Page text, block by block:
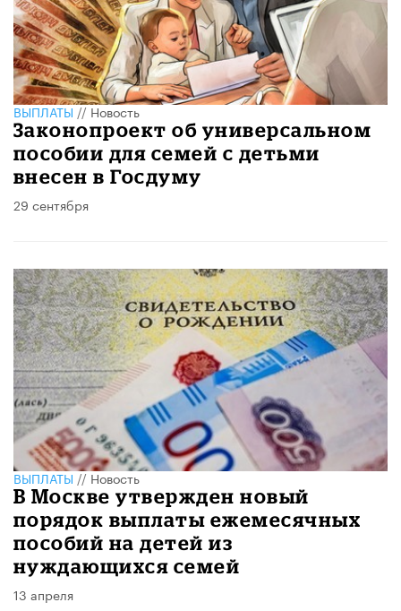
ВЫПЛАТЫ//Новость
Законопроект об универсальном
пособии для семей с детьми
внесен в Госдуму
29 сентября
ВЫПЛАТЫ//Новость
В Москве утвержден новый
порядок выплаты ежемесячных
пособий на детей из
нуждающихся семей
13 апреля